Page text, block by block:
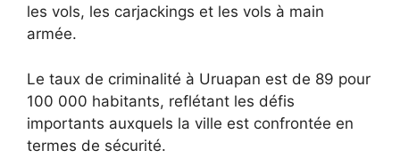
les vols, les carjackings et les vols à main
armée.
Le taux de criminalité à Uruapan est de 89 pour
100 000 habitants, reflétant les défis
importants auxquels la ville est confrontée en
termes de sécurité.